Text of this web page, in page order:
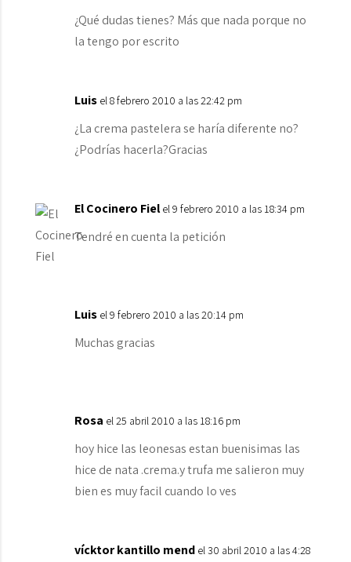
¿Qué dudas tienes? Más que nada porque no
la tengo por escrito
Luis el 8 febrero 2010 a las 22:42 pm
¿La crema pastelera se haría diferente no?
¿Podrías hacerla?Gracias
El Cocinero Fiel el 9 febrero 2010 a las 18:34 pm
Tendré en cuenta la petición
Luis el 9 febrero 2010 a las 20:14 pm
Muchas gracias
Rosa el 25 abril 2010 a las 18:16 pm
hoy hice las leonesas estan buenisimas las
hice de nata .crema.y trufa me salieron muy
bien es muy facil cuando lo ves
vícktor kantillo mend el 30 abril 2010 a las 4:28